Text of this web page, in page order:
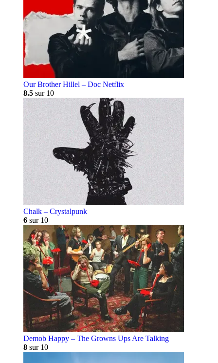
Our Brother Hillel – Doc Netflix
8.5 sur 10
Chalk – Crystalpunk
6 sur 10
Demob Happy – The Growns Ups Are Talking
8 sur 10